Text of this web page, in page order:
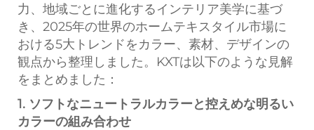
力、地域ごとに進化するインテリア美学に基づ
き、2025年の世界のホームテキスタイル市場に
おける5大トレンドをカラー、素材、デザインの
観点から整理しました。KXTは以下のような見解
をまとめました：
1. ソフトなニュートラルカラーと控えめな明るい
カラーの組み合わせ